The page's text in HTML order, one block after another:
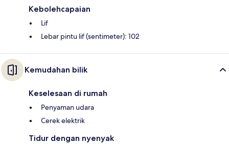
Kebolehcapaian
Lif
Lebar pintu lif (sentimeter): 102
Kemudahan bilik
Keselesaan di rumah
Penyaman udara
Cerek elektrik
Tidur dengan nyenyak